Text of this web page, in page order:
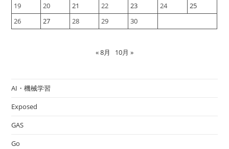
19
20 21 22 23 24
25
26
27 28 29 30
« 8月 10月 »
AI・機械学習
Exposed
GAS
Go